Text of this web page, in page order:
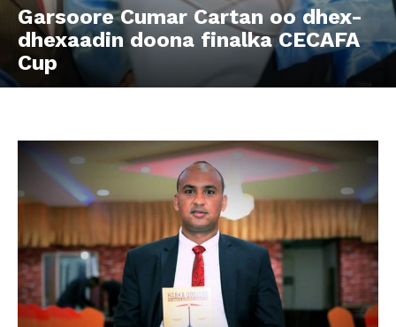
Garsoore Cumar Cartan oo dhex-
dhexaadin doona finalka CECAFA
Cup